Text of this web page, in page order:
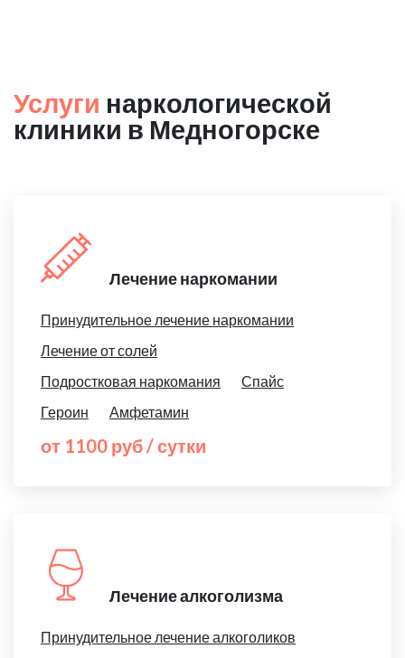
Услуги наркологической
клиники в Медногорске
Лечение наркомании
Принудительное лечение наркомании
Лечение от солей
Подростковая наркомания
Спайс
Героин
Амфетамин
от 1100 руб / сутки
Лечение алкоголизма
Принудительное лечение алкоголиков